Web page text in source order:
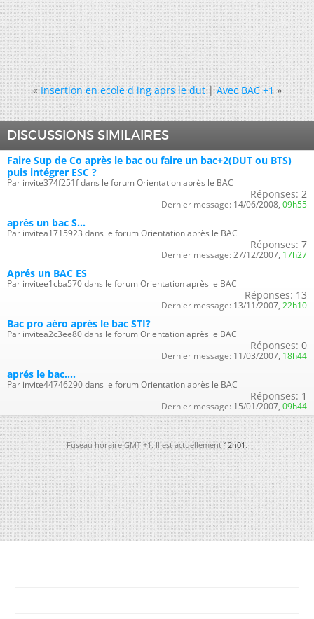
« Insertion en ecole d ing aprs le dut|Avec BAC +1 »
DISCUSSIONS SIMILAIRES
Faire Sup de Co après le bac ou faire un bac+2(DUT ou BTS)
puis intégrer ESC ?
Par invite374f251f dans le forum Orientation après le BAC
Réponses: 2
Dernier message: 14/06/2008, 09h55
après un bac S...
Par invitea1715923 dans le forum Orientation après le BAC
Réponses: 7
Dernier message: 27/12/2007, 17h27
Aprés un BAC ES
Par invitee1cba570 dans le forum Orientation après le BAC
Réponses: 13
Dernier message: 13/11/2007, 22h10
Bac pro aéro après le bac STI?
Par invitea2c3ee80 dans le forum Orientation après le BAC
Réponses: 0
Dernier message: 11/03/2007, 18h44
aprés le bac....
Par invite44746290 dans le forum Orientation après le BAC
Réponses: 1
Dernier message: 15/01/2007, 09h44
Fuseau horaire GMT +1. Il est actuellement12h01.